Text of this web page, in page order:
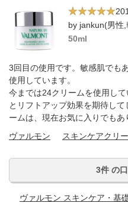
by jankun(男性
50ml
3回目の使用です。敏感肌でも
使用しています。
今までは24クリームを使用し
とリフトアップ効果を期待し
ームは、現在お気に入りでもあ
ヴァルモン
3件 の
ヴァルモン スキンケア・基